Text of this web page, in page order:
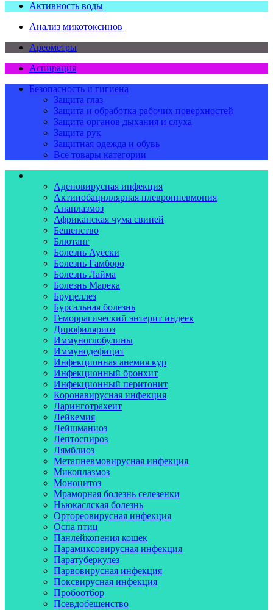
Активность воды
Анализ микотоксинов
Ареометры
Аспирация
Безопасность и гигиена
Защита глаз
Защита и обработка рабочих поверхностей
Защита органов дыхания и слуха
Защита рук
Защитная одежда и обувь
Все товары категории
Аденовирусная инфекция
Актинобациллярная плевропневмония
Анаплазмоз
Африканская чума свиней
Бешенство
Блютанг
Болезнь Ауески
Болезнь Гамборо
Болезнь Лайма
Болезнь Марека
Бруцеллез
Бурсальная болезнь
Геморрагический энтерит индеек
Дирофиляриоз
Иммуноглобулины
Иммунодефицит
Инфекционная анемия кур
Инфекционный бронхит
Инфекционный перитонит
Коронавирусная инфекция
Ларинготрахеит
Лейкемия
Лейшманиоз
Лептоспироз
Лямблиоз
Метапневмовирусная инфекция
Микоплазмоз
Моноцитоз
Мраморная болезнь селезенки
Ньюкаслская болезнь
Ортореовирусная инфекция
Оспа птиц
Панлейкопения кошек
Парамиксовирусная инфекция
Паратуберкулез
Парвовирусная инфекция
Поксвирусная инфекция
Пробоотбор
Псевдобешенство